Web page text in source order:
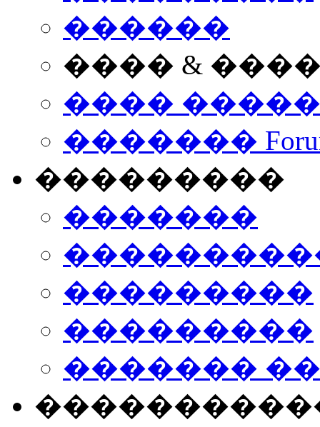
������
���� &
����
�������
���������
�������
���������
���������
�������